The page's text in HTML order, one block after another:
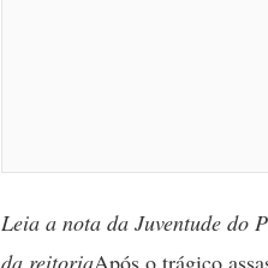
Leia a nota da Juventude do
da reitoriaApós o trágico